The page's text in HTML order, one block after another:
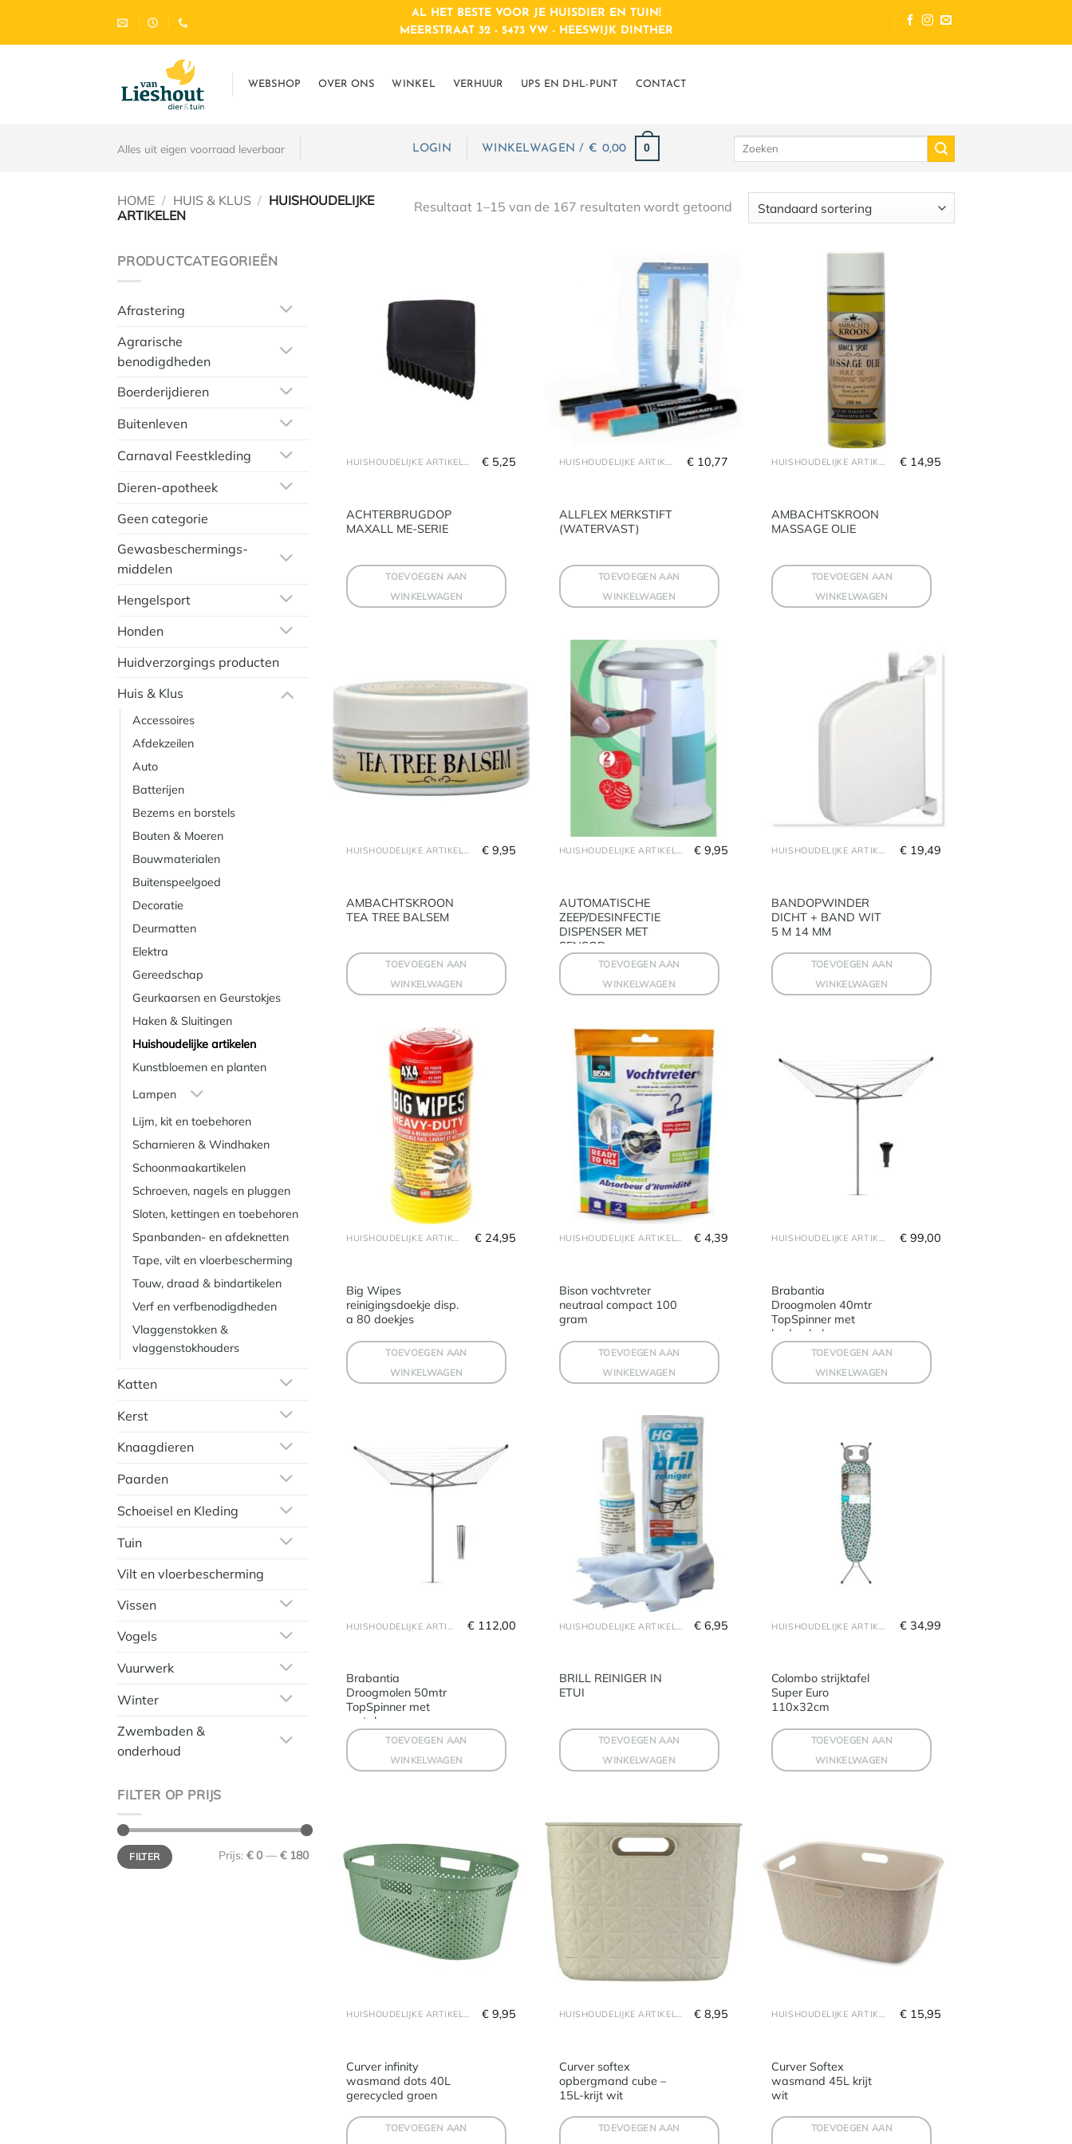
inhoud
AL HET BESTE VOOR JE HUISDIER EN TUIN!
MEERSTRAAT 32 - 5473 VW - HEESWIJK DINTHER
WEBSHOP OVER ONS WINKEL VERHUUR UPS EN DHL-PUNT CONTACT
Alles uit eigen voorraad leverbaar LOGIN WINKELWAGEN / € 0,00 0
Zoeken
HOME / HUIS & KLUS / HUISHOUDELIJKE
ARTIKELEN
Resultaat 1–15 van de 167 resultaten wordt getoond
PRODUCTCATEGORIEËN
Afrastering
Agrarische
benodigdheden
Boerderijdieren
Buitenleven
Carnaval Feestkleding
Dieren-apotheek
Geen categorie
Gewasbeschermings-
middelen
Hengelsport
Honden
Huidverzorgings producten
Huis & Klus
Accessoires
Afdekzeilen
Auto
Batterijen
Bezems en borstels
Bouten & Moeren
Bouwmaterialen
Buitenspeelgoed
Decoratie
Deurmatten
Elektra
Gereedschap
Geurkaarsen en Geurstokjes
Haken & Sluitingen
Huishoudelijke artikelen
Kunstbloemen en planten
Lampen
Lijm, kit en toebehoren
Scharnieren & Windhaken
Schoonmaakartikelen
Schroeven, nagels en pluggen
Sloten, kettingen en toebehoren
Spanbanden- en afdeknetten
Tape, vilt en vloerbescherming
Touw, draad & bindartikelen
Verf en verfbenodigdheden
Vlaggenstokken &
vlaggenstokhouders
Katten
Kerst
Knaagdieren
Paarden
Schoeisel en Kleding
Tuin
Vilt en vloerbescherming
Vissen
Vogels
Vuurwerk
Winter
Zwembaden &
onderhoud
FILTER OP PRIJS
Min.
prijs
Max.
prijsFILTER Prijs: € 0— € 180
HUISHOUDELIJKE ARTIKELEN
ACHTERBRUGDOP
MAXALL ME-SERIE
€ 5,25
TOEVOEGEN AAN
WINKELWAGEN
HUISHOUDELIJKE ARTIKELEN
ALLFLEX MERKSTIFT
(WATERVAST)
€ 10,77
TOEVOEGEN AAN
WINKELWAGEN
HUISHOUDELIJKE ARTIKELEN
AMBACHTSKROON
MASSAGE OLIE
€ 14,95
TOEVOEGEN AAN
WINKELWAGEN
AMBACHTSKROON
TEA TREE BALSEM
€ 9,95
TOEVOEGEN AAN
WINKELWAGEN
AUTOMATISCHE
ZEEP/DESINFECTIE
DISPENSER MET
SENSOR
€ 9,95
TOEVOEGEN AAN
WINKELWAGEN
BANDOPWINDER
DICHT + BAND WIT
5 M 14 MM
€ 19,49
TOEVOEGEN AAN
WINKELWAGEN
HUISHOUDELIJKE ARTIKELEN
Big Wipes
reinigingsdoekje disp.
a 80 doekjes
€ 24,95
TOEVOEGEN AAN
WINKELWAGEN
HUISHOUDELIJKE ARTIKELEN
Bison vochtvreter
neutraal compact 100
gram
€ 4,39
TOEVOEGEN AAN
WINKELWAGEN
HUISHOUDELIJKE ARTIKELEN
Brabantia
Droogmolen 40mtr
TopSpinner met
bodemhul
€ 99,00
TOEVOEGEN AAN
WINKELWAGEN
Brabantia
Droogmolen 50mtr
TopSpinner met
metalen
€ 112,00
TOEVOEGEN AAN
WINKELWAGEN
BRILL REINIGER IN
ETUI
€ 6,95
TOEVOEGEN AAN
WINKELWAGEN
Colombo strijktafel
Super Euro
110x32cm
€ 34,99
TOEVOEGEN AAN
WINKELWAGEN
HUISHOUDELIJKE ARTIKELEN
Curver infinity
wasmand dots 40L
gerecycled groen
€ 9,95
TOEVOEGEN AAN
HUISHOUDELIJKE ARTIKELEN
Curver softex
opbergmand cube –
15L-krijt wit
€ 8,95
TOEVOEGEN AAN
HUISHOUDELIJKE ARTIKELEN
Curver Softex
wasmand 45L krijt
wit
€ 15,95
TOEVOEGEN AAN